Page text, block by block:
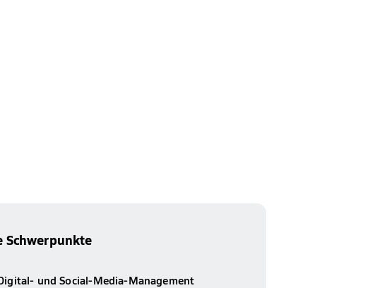
Schwerpunkte
und Social-Media-Management